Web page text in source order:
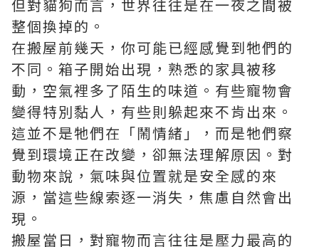
但對貓狗而言，世界往往是在一夜之間被
整個換掉的。
在搬屋前幾天，你可能已經感覺到牠們的
不同。箱子開始出現，熟悉的家具被移
動，空氣裡多了陌生的味道。有些寵物會
變得特別黏人，有些則躲起來不肯出來。
這並不是牠們在「鬧情緒」，而是牠們察
覺到環境正在改變，卻無法理解原因。對
動物來說，氣味與位置就是安全感的來
源，當這些線索逐一消失，焦慮自然會出
現。
搬屋當日，對寵物而言往往是壓力最高的